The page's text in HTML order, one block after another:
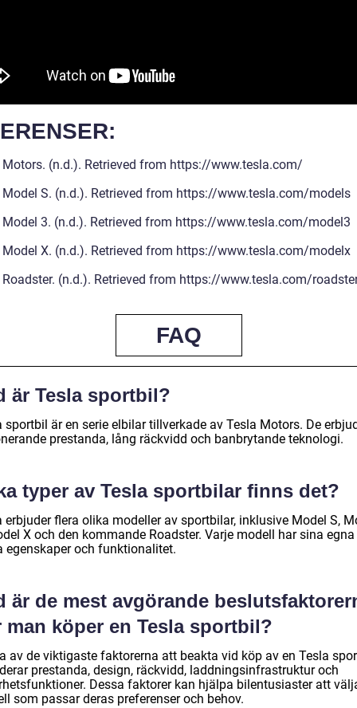
Motors. (n.d.). Retrieved from https://www.tesla.com/
Model S. (n.d.). Retrieved from https://www.tesla.com/models
Model 3. (n.d.). Retrieved from https://www.tesla.com/model3
Model X. (n.d.). Retrieved from https://www.tesla.com/modelx
Roadster. (n.d.). Retrieved from https://www.tesla.com/
FAQ
är Tesla sportbil?
sportbil är en serie elbilar tillverkade av Tesla Motors. De
prestanda, lång räckvidd och banbrytande teknologi.
typer av Tesla sportbilar finns det?
erbjuder flera olika modeller av sportbilar, inklusive Model S,
X och den kommande Roadster. Varje modell har sina egna
egenskaper och funktionalitet.
är de mest avgörande
man köper en Tesla sportbil?
av de viktigaste faktorerna att beakta vid köp av en Tesla
prestanda, design, räckvidd, laddningsinfrastruktur och
Dessa faktorer kan hjälpa bilentusiaster att
som passar deras preferenser och behov.